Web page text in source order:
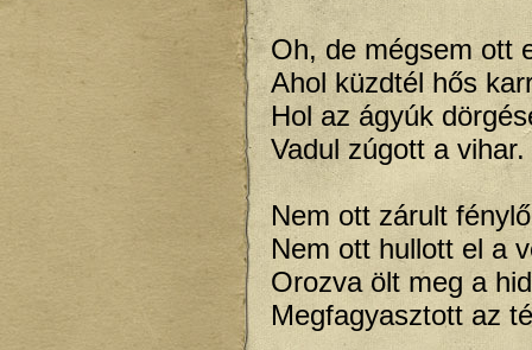
Oh, de mégsem ott
Ahol küzdtél hős
Hol az ágyúk
Vadul zúgott a vihar.
Nem ott zárult
Nem ott hullott el a
Orozva ölt meg a
Megfagyasztott az